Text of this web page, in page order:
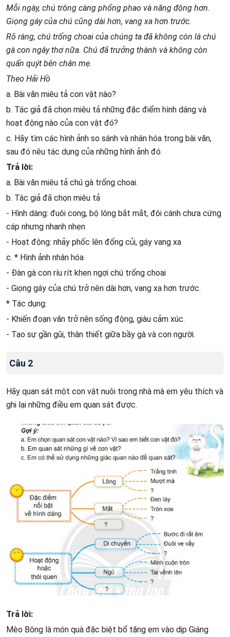
Mỗi ngày, chú trông càng phổng phao và năng động hơn.
Giọng gáy của chú cũng dài hơn, vang xa hơn trước.
Rõ ràng, chú trống choai của chúng ta đã không còn là chú
gà con ngây thơ nữa. Chú đã trưởng thành và không còn
quấn quýt bên chân mẹ.
Theo Hải Hồ
a. Bài văn miêu tả con vật nào?
b. Tác giả đã chọn miêu tả những đặc điểm hình dáng và
hoạt động nào của con vật đó?
c. Hãy tìm các hình ảnh so sánh và nhân hóa trong bài văn,
sau đó nêu tác dụng của những hình ảnh đó.
Trả lời:
a. Bài văn miêu tả chú gà trống choai.
b. Tác giả đã chọn miêu tả
- Hình dáng: đuôi cong, bộ lông bắt mắt, đôi cánh chưa cứng
cáp nhưng nhanh nhẹn
- Hoạt động: nhảy phốc lên đống củi, gáy vang xa
c. * Hình ảnh nhân hóa
- Đàn gà con ríu rít khen ngợi chú trống choai
- Giọng gáy của chú trở nên dài hơn, vang xa hơn trước.
* Tác dụng:
- Khiến đoạn văn trở nên sống động, giàu cảm xúc.
- Tạo sự gần gũi, thân thiết giữa bầy gà và con người.
Câu 2
Hãy quan sát một con vật nuôi trong nhà mà em yêu thích và
ghi lại những điều em quan sát được.
Trả lời:
Mèo Bông là món quà đặc biệt bố tặng em vào dịp Giáng